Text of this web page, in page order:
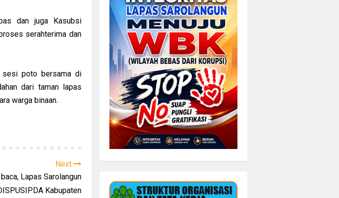
dan juga Kasubsi
serahterima dan
sesi poto bersama di
dari taman lapas
warga binaan.
Next
Lapas Sarolangun
Kabupaten